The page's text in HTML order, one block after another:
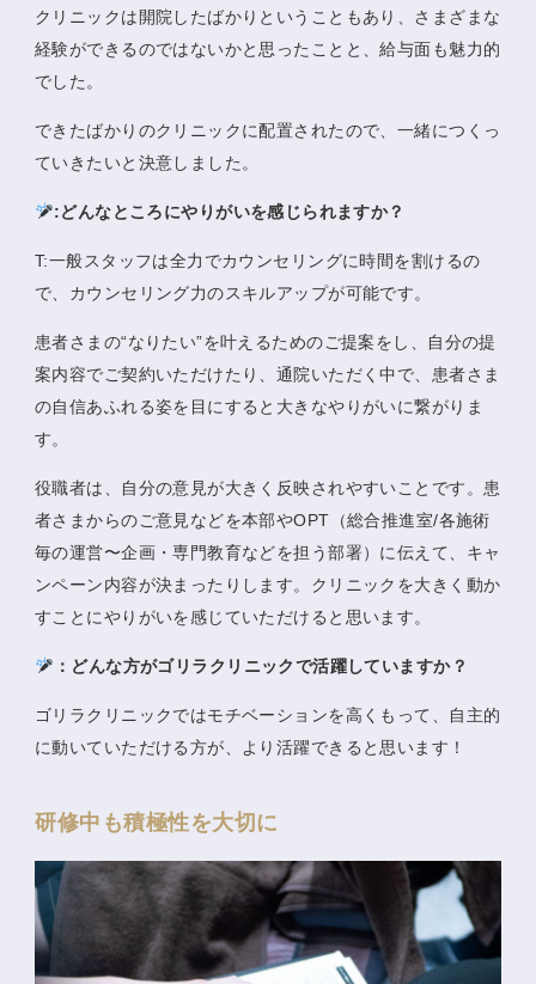
クリニックは開院したばかりということもあり、さまざまな
経験ができるのではないかと思ったことと、給与面も魅力的
でした。
できたばかりのクリニックに配置されたので、一緒につくっ
ていきたいと決意しました。
:どんなところにやりがいを感じられますか？
T:一般スタッフは全力でカウンセリングに時間を割けるの
で、カウンセリング力のスキルアップが可能です。
患者さまの“なりたい”を叶えるためのご提案をし、自分の提
案内容でご契約いただけたり、通院いただく中で、患者さま
の自信あふれる姿を目にすると大きなやりがいに繋がりま
す。
役職者は、自分の意見が大きく反映されやすいことです。患
者さまからのご意見などを本部やOPT（総合推進室/各施術
毎の運営〜企画・専門教育などを担う部署）に伝えて、キャ
ンペーン内容が決まったりします。クリニックを大きく動か
すことにやりがいを感じていただけると思います。
：どんな方がゴリラクリニックで活躍していますか？
ゴリラクリニックではモチベーションを高くもって、自主的
に動いていただける方が、より活躍できると思います！
研修中も積極性を大切に